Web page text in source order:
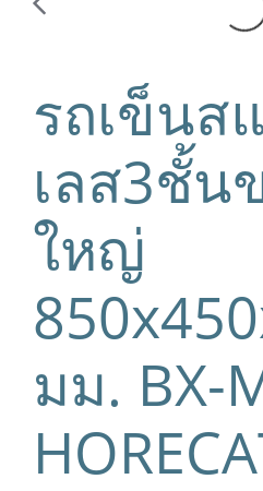
รถเข็นส
เลส3ชั้น
ใหญ่
มม. BX-